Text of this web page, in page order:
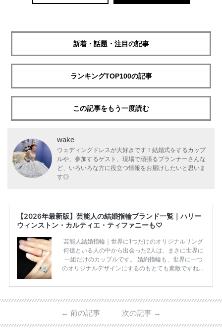
新着・話題・注目の記事
ランキングTOP100の記事
この記事をもう一度読む
wake
ウェディングドレスが大好きです！結婚式をするカップ
ルや、参加するゲスト、現場で頑張るプランナーさんな
ど、いろいろな方に役立つ情報をお届けしたいと思いま
す◎
【2026年最新版】芸能人の結婚指輪ブランド一覧｜ハリー
ウィンストン・カルティエ・ティファニーも♡
芸能人結婚指輪｜世界に1つだけのオリジナルリング
何億といる人の中から出会った2人は、まさに世界に
一組だけのカップルです。 婚約指輪も、世界に一つ
のオリジナルデザインにするのもとても素敵ですね♡
のを形にするのも想い出になります。 上戸彩さん・H
HPより引用 2011年9月に結婚した女優の上戸彩さん
とEXILEのHIROさん。 上戸さんに贈った婚約指輪
← 前の記事 次の記事 →